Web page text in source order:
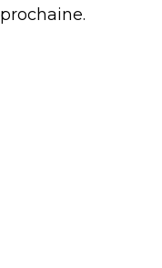
prochaine.